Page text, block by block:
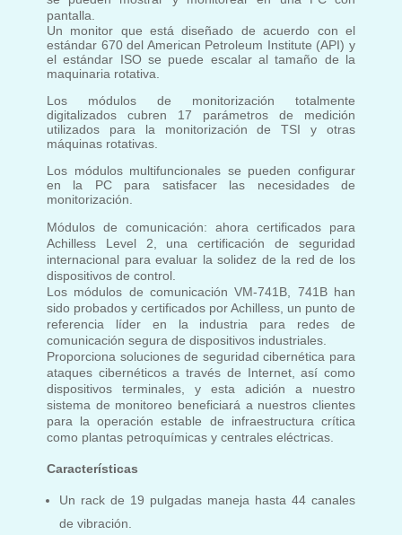
pantalla.
Un monitor que está diseñado de acuerdo con el
estándar 670 del American Petroleum Institute (API) y
el estándar ISO se puede escalar al tamaño de la
maquinaria rotativa.
Los módulos de monitorización totalmente
digitalizados cubren 17 parámetros de medición
utilizados para la monitorización de TSI y otras
máquinas rotativas.
Los módulos multifuncionales se pueden configurar
en la PC para satisfacer las necesidades de
monitorización.
Módulos de comunicación: ahora certificados para
Achilless Level 2, una certificación de seguridad
internacional para evaluar la solidez de la red de los
dispositivos de control.
Los módulos de comunicación VM-741B, 741B han
sido probados y certificados por Achilless, un punto de
referencia líder en la industria para redes de
comunicación segura de dispositivos industriales.
Proporciona soluciones de seguridad cibernética para
ataques cibernéticos a través de Internet, así como
dispositivos terminales, y esta adición a nuestro
sistema de monitoreo beneficiará a nuestros clientes
para la operación estable de infraestructura crítica
como plantas petroquímicas y centrales eléctricas.
Características
Un rack de 19 pulgadas maneja hasta 44 canales
de vibración.